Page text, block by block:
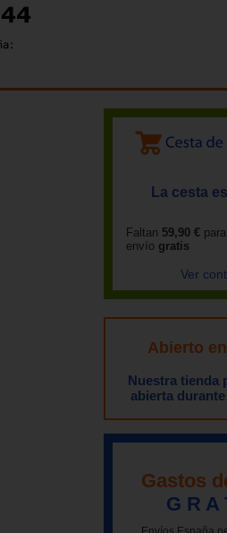
La cesta
Faltan 59,90 €
envío gratis
Ver
Abierto
Nuestra tienda
abierta
Gastos
G R A